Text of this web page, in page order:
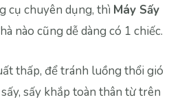
cụ chuyên dụng, thì Máy Sấy
nào cũng dễ dàng có 1 chiếc.
thấp, để tránh luồng thổi gió
sấy khắp toàn thân từ trên